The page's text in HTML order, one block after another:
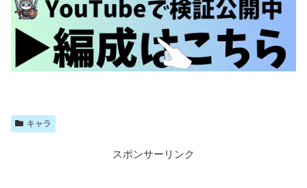
キャラ
スポンサーリンク